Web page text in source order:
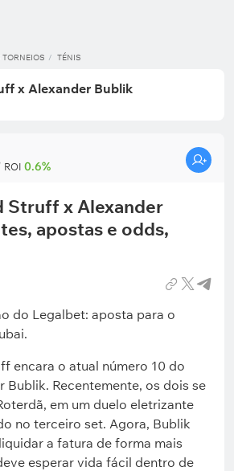
TÉNIS
x Alexander Bublik
ROI 0.6%
Struff x Alexander
apostas e odds,
do Legalbet: aposta para o
encara o atual número 10 do
Bublik. Recentemente, os dois se
em um duelo eletrizante
no terceiro set. Agora, Bublik
a fatura de forma mais
esperar vida fácil dentro de